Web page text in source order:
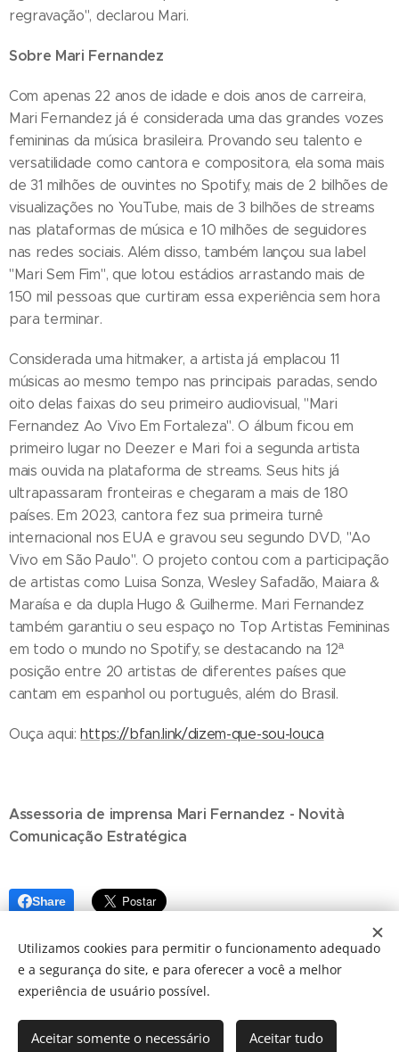
regravação", declarou Mari.
Sobre Mari Fernandez
Com apenas 22 anos de idade e dois anos de carreira,
Mari Fernandez já é considerada uma das grandes vozes
femininas da música brasileira. Provando seu talento e
versatilidade como cantora e compositora, ela soma mais
de 31 milhões de ouvintes no Spotify, mais de 2 bilhões de
visualizações no YouTube, mais de 3 bilhões de streams
nas plataformas de música e 10 milhões de seguidores
nas redes sociais. Além disso, também lançou sua label
"Mari Sem Fim", que lotou estádios arrastando mais de
150 mil pessoas que curtiram essa experiência sem hora
para terminar.
Considerada uma hitmaker, a artista já emplacou 11
músicas ao mesmo tempo nas principais paradas, sendo
oito delas faixas do seu primeiro audiovisual, "Mari
Fernandez Ao Vivo Em Fortaleza". O álbum ficou em
primeiro lugar no Deezer e Mari foi a segunda artista
mais ouvida na plataforma de streams. Seus hits já
ultrapassaram fronteiras e chegaram a mais de 180
países. Em 2023, cantora fez sua primeira turnê
internacional nos EUA e gravou seu segundo DVD, "Ao
Vivo em São Paulo". O projeto contou com a participação
de artistas como Luisa Sonza, Wesley Safadão, Maiara &
Maraísa e da dupla Hugo & Guilherme. Mari Fernandez
também garantiu o seu espaço no Top Artistas Femininas
em todo o mundo no Spotify, se destacando na 12ª
posição entre 20 artistas de diferentes países que
cantam em espanhol ou português, além do Brasil.
Ouça aqui: https://bfan.link/dizem-que-sou-louca
Assessoria de imprensa Mari Fernandez - Novità
Comunicação Estratégica
Share
Utilizamos cookies para permitir o funcionamento adequado
e a segurança do site, e para oferecer a você a melhor
experiência de usuário possível.
Aceitar somente o necessário Aceitar tudo